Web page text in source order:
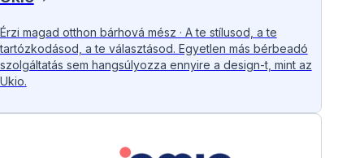
Érzi magad otthon bárhová mész · A te stílusod, a te
tartózkodásod, a te választásod. Egyetlen más bérbeadó
szolgáltatás sem hangsúlyozza ennyire a design-t, mint az
Ukio.